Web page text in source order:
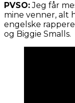
PVSO:Jeg får
mine venner, alt
engelske
og Biggie Smalls.